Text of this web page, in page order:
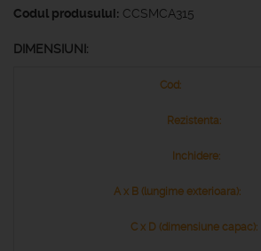
Codul produsului: CCSMCA315
DIMENSIUNI: